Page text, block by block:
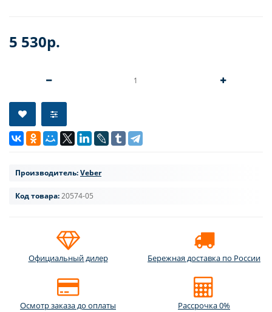
5 530р.
Производитель:Veber
Код товара:20574-05
Официальный дилер Бережная доставка по России
Осмотр заказа до оплаты Рассрочка 0%